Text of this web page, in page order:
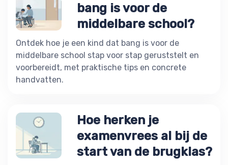
bang is voor de
middelbare school?
Ontdek hoe je een kind dat bang is voor de
middelbare school stap voor stap geruststelt en
voorbereidt, met praktische tips en concrete
handvatten.
Hoe herken je
examenvrees al bij de
start van de brugklas?